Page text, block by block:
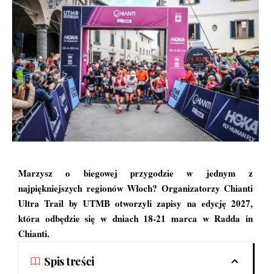
Marzysz o biegowej przygodzie w jednym z
najpiękniejszych regionów Włoch? Organizatorzy Chianti
Ultra Trail by UTMB otworzyli zapisy na edycję 2027,
która odbędzie się w dniach 18-21 marca w Radda in
Chianti.
Spis treści